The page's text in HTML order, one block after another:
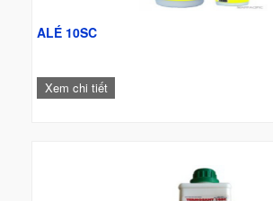
ALÉ 10SC
Xem chi tiết